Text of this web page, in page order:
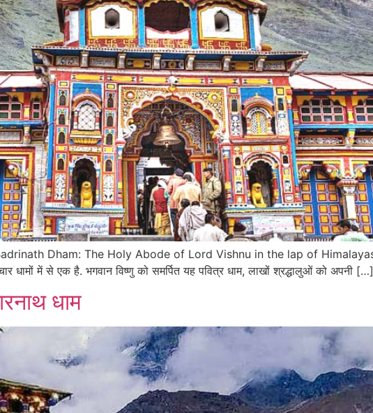
(Badrinath Dham: The Holy Abode of Lord Vishnu in the lap of
धामों में से एक है. भगवान विष्णु को समर्पित यह पवित्र धाम, लाखों श्रद्धालुओं को अपनी […]
धाम